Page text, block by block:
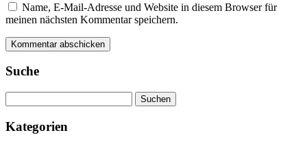
Name, E-Mail-Adresse und Website in diesem Browser für
meinen nächsten Kommentar speichern.
Suche
nach:
Kategorien